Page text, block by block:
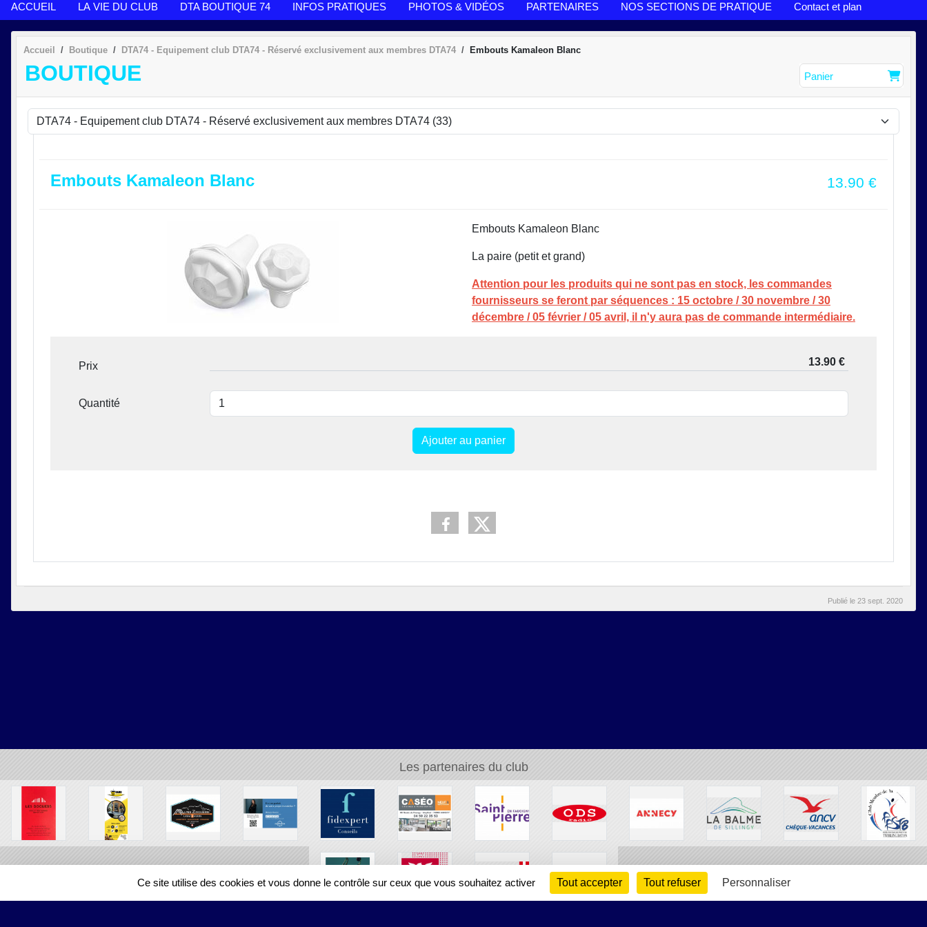
ACCUEIL LA VIE DU CLUB DTA BOUTIQUE 74 INFOS PRATIQUES PHOTOS & VIDÉOS PARTENAIRES NOS SECTIONS DE PRATIQUE Contact et plan
Accueil Boutique DTA74 - Equipement club DTA74 - Réservé exclusivement aux membres DTA74 Embouts Kamaleon Blanc
BOUTIQUE Panier
Embouts Kamaleon Blanc 13.90 €
Embouts Kamaleon Blanc
La paire (petit et grand)
Attention pour les produits qui ne sont pas en stock, les commandes
fournisseurs se feront par séquences : 15 octobre / 30 novembre / 30
décembre / 05 février / 05 avril, il n'y aura pas de commande intermédiaire.
Prix
Quantité
Ajouter au panier
Publié le 23 sept. 2020
Les partenaires du club
Ce site utilise des cookies et vous donne le contrôle sur ceux que vous souhaitez activer Tout accepter Tout refuser Personnaliser